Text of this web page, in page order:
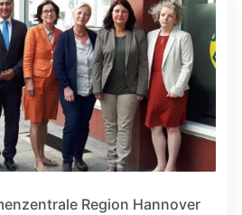
Region Hannover